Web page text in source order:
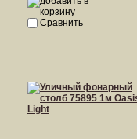
Сравнить